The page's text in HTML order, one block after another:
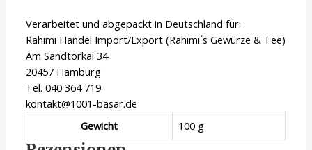
Verarbeitet und abgepackt in Deutschland für:
Rahimi Handel Import/Export (Rahimi´s Gewürze & Tee)
Am Sandtorkai 34
20457 Hamburg
Tel. 040 364 719
kontakt@1001-basar.de
Gewicht
100 g